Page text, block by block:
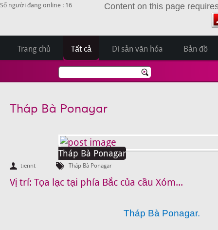
Số người đang online : 16 Content on this page
Trang chủ Tất cả Di sản văn hóa Bản đồ
Tháp Bà Ponagar
Tháp Bà Ponagar
tiennt Tháp Bà Ponagar
Vị trí: Tọa lạc tại phía Bắc của cầu Xóm...
Tháp Bà Ponagar.